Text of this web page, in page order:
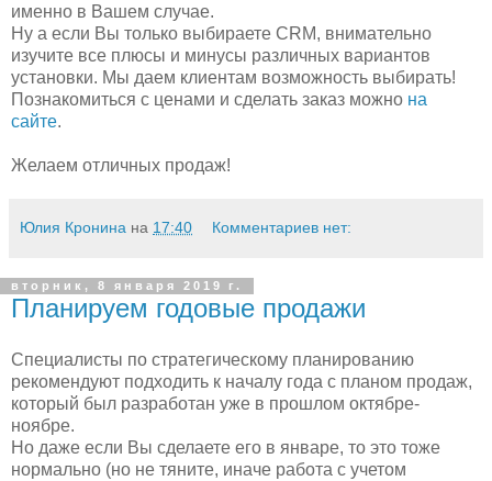
именно в Вашем случае.
Ну а если Вы только выбираете CRM, внимательно
изучите все плюсы и минусы различных вариантов
установки. Мы даем клиентам возможность выбирать!
Познакомиться с ценами и сделать заказ можно на
сайте.
Желаем отличных продаж!
Юлия Кронина на 17:40 Комментариев нет:
вторник, 8 января 2019 г.
Планируем годовые продажи
Специалисты по стратегическому планированию
рекомендуют подходить к началу года с планом продаж,
который был разработан уже в прошлом октябре-
ноябре.
Но даже если Вы сделаете его в январе, то это тоже
нормально (но не тяните, иначе работа с учетом